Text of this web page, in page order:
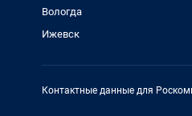
Вологда
Ижевск
Контактные данные для